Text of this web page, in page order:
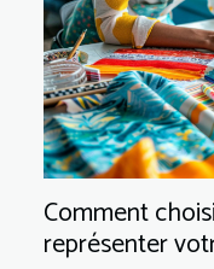
Comment
représenter